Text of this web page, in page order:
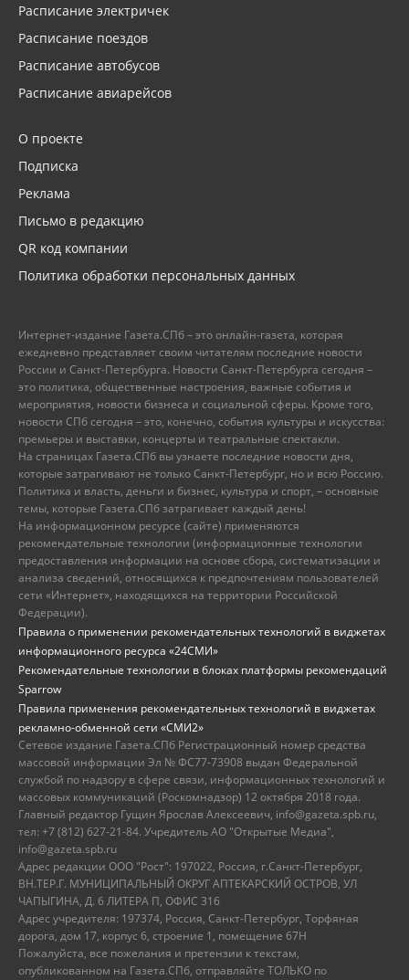
Расписание электричек
Расписание поездов
Расписание автобусов
Расписание авиарейсов
О проекте
Подписка
Реклама
Письмо в редакцию
QR код компании
Политика обработки персональных данных
Интернет-издание Газета.СПб – это онлайн-газета, которая
ежедневно представляет своим читателям последние новости
России и Санкт-Петербурга. Новости Санкт-Петербурга сегодня –
это политика, общественные настроения, важные события и
мероприятия, новости бизнеса и социальной сферы. Кроме того,
новости СПб сегодня – это, конечно, события культуры и искусства:
премьеры и выставки, концерты и театральные спектакли.
На страницах Газета.СПб вы узнаете последние новости дня,
которые затрагивают не только Санкт-Петербург, но и всю Россию.
Политика и власть, деньги и бизнес, культура и спорт, – основные
темы, которые Газета.СПб затрагивает каждый день!
На информационном ресурсе (сайте) применяются
рекомендательные технологии (информационные технологии
предоставления информации на основе сбора, систематизации и
анализа сведений, относящихся к предпочтениям пользователей
сети «Интернет», находящихся на территории Российской
Федерации).
Правила о применении рекомендательных технологий в виджетах
информационного ресурса «24СМИ»
Рекомендательные технологии в блоках платформы рекомендаций
Sparrow
Правила применения рекомендательных технологий в виджетах
рекламно-обменной сети «СМИ2»
Сетевое издание Газета.СПб Регистрационный номер средства
массовой информации Эл № ФС77-73908 выдан Федеральной
службой по надзору в сфере связи, информационных технологий и
массовых коммуникаций (Роскомнадзор) 12 октября 2018 года.
Главный редактор Гущин Ярослав Алексеевич, info@gazeta.spb.ru,
тел: +7 (812) 627-21-84. Учредитель АО "Открытые Медиа",
info@gazeta.spb.ru
Адрес редакции ООО "Рост": 197022, Россия, г.Санкт-Петербург,
ВН.ТЕР.Г. МУНИЦИПАЛЬНЫЙ ОКРУГ АПТЕКАРСКИЙ ОСТРОВ, УЛ
ЧАПЫГИНА, Д. 6 ЛИТЕРА П, ОФИС 316
Адрес учредителя: 197374, Россия, Санкт-Петербург, Торфяная
дорога, дом 17, корпус 6, строение 1, помещение 67Н
Пожалуйста, все пожелания и претензии к текстам,
опубликованном на Газета.СПб, отправляйте ТОЛЬКО по